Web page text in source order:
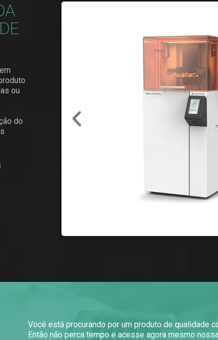
ou
do
Você está procurando por um produto de qualidade
Então não perca tempo e acesse agora mesmo